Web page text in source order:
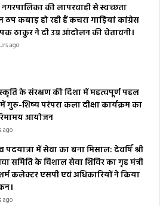
नगरपालिका की लापरवाही से स्वच्छता
ठप कबाड़ हो रही हैं कचरा गाड़ियां कांग्रेस
ठाकुर ने दी उग्र आंदोलन की चेतावनी।
ago
के संरक्षण की दिशा में महत्वपूर्ण पहल
गुरु-शिष्य परंपरा कला दीक्षा कार्यक्रम का
आयोजन
ago
पदयात्रा में सेवा का बना मिसाल: देवर्षि श्री
समिति के विशाल सेवा शिविर का गृह मंत्री
कलेक्टर एसपी एवं अधिकारियों ने किया
ago